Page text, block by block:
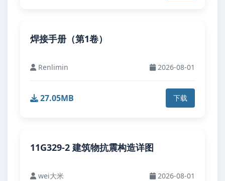
焊接手册（第1卷）
Renlimin 2026-08-01
27.05MB 下载
11G329-2 建筑物抗震构造详图
wei大米 2026-08-01